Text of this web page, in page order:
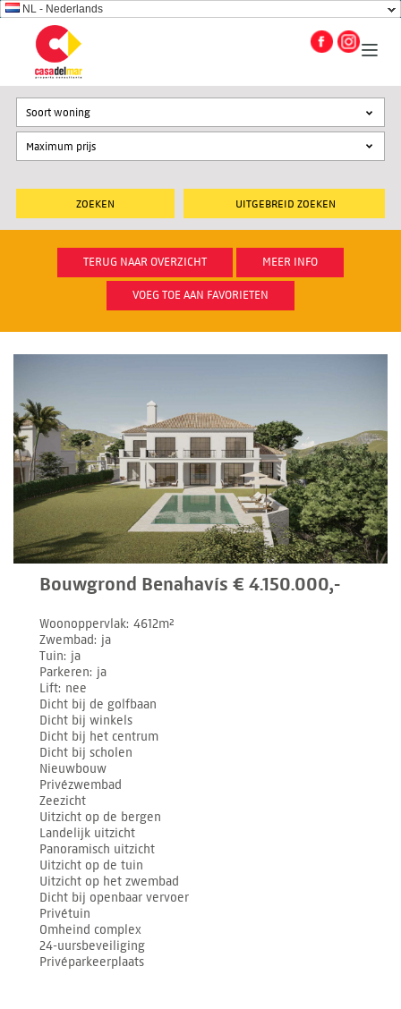
NL - Nederlands
UITGEBREID ZOEKEN
Soort woning
TERUG NAAR OVERZICHT MEER INFO
VOEG TOE AAN FAVORIETEN
Bouwgrond Benahavís € 4.150.000,-
Woonoppervlak 4612m²
Zwembad ja
Tuin ja
Parkeren ja
Lift nee
Dicht bij de golfbaan
Dicht bij winkels
Dicht bij het centrum
Dicht bij scholen
Nieuwbouw
Privézwembad
Zeezicht
Uitzicht op de bergen
Landelijk uitzicht
Panoramisch uitzicht
Uitzicht op de tuin
Uitzicht op het zwembad
Dicht bij openbaar vervoer
Privétuin
Omheind complex
24-uursbeveiliging
Privéparkeerplaats